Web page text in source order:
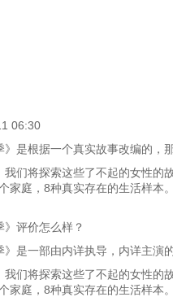
06:30
》是根据一个真实故事改编的
我们将探索这些了不起的女性的
庭，8种真实存在的生活样本
》评价怎么样？
》是一部由内详执导，内详主
我们将探索这些了不起的女性的
庭，8种真实存在的生活样本